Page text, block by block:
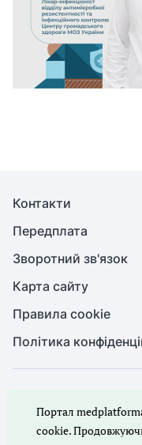
Контакти
Передплата
Зворотний зв'язок
Карта сайту
Правила cookie
Політика
Повне або часткове
цитування, публікація їх
з письмового дозволу
Портал
cookie.